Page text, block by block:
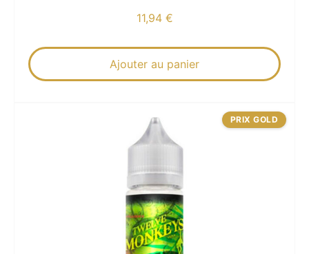
11,94 €
Ajouter au panier
PRIX GOLD